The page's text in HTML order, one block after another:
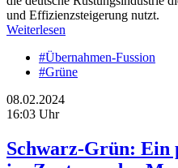
und Effizienzsteigerung nutzt.
Weiterlesen
#Übernahmen-Fussion
#Grüne
08.02.2024
16:03 Uhr
Schwarz-Grün: Ein